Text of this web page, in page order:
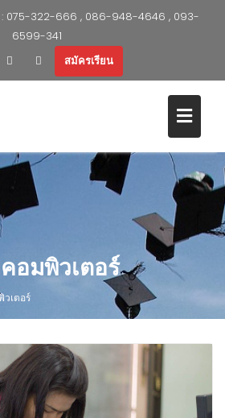
: 075-322-666 , 086-948-4646 , 093-
6599-341
สมัครเรียน
อมพิวเตอร์
เตอร์